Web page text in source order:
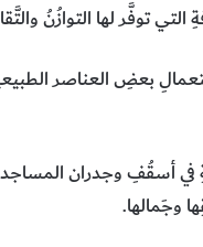
توفَّر لها التوازُنُ
بعضِ العناصر
في أسقُفِ وجدران
وجَمالها.